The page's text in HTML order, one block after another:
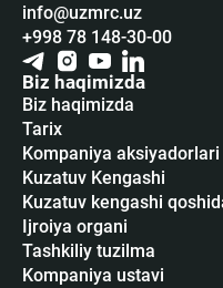
info@uzmrc.uz
+998 78 148-30-00
Biz haqimizda
Biz haqimizda
Tarix
Kompaniya aksiyadorlari
Kuzatuv Kengashi
Kuzatuv kengashi
Ijroiya organi
Tashkiliy tuzilma
Kompaniya ustavi